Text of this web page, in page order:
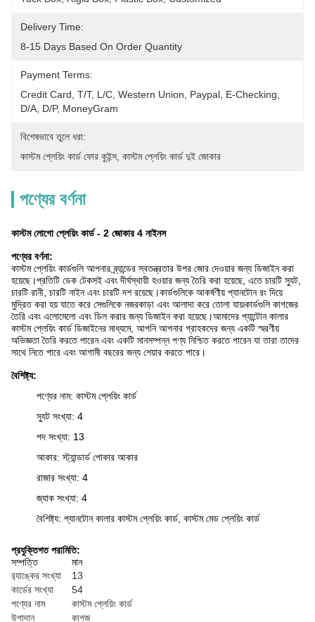
Delivery Time:
8-15 Days Based On Order Quantity
Payment Terms:
Credit Card, T/T, L/C, Western Union, Paypal, E-Checking,
D/A, D/P, MoneyGram
বিশেষভাবে তুলে ধরা:
কাস্টম প্লেয়িং কার্ড ফোর কুইন্স কাস্টম প্লেয়িং কার্ড দুই জোকার
পণ্যের বর্ণনা
কাস্টম লোগো প্লেয়িং কার্ড - 2 জোকার 4 নাইনস
পণ্যের বর্ণনা:
কাস্টম প্লেয়িং কার্ডগুলি আপনার ব্র্যান্ডের স্বতন্ত্রতার উপর জোর দেওয়ার জন্য ডিজাইন করা
হয়েছে।প্রতিটি ডেক টেকসই এবং দীর্ঘস্থায়ী হওয়ার জন্য তৈরি করা হয়েছে, এতে চারটি স্যুট,
চারটি রানী, চারটি নাইন এবং চারটি দশ রয়েছে।কার্ডগুলিকে আকর্ষণীয় প্যানটোন রং দিয়ে
মুদ্রিত করা হয় যাতে করে সেগুলিকে নজরকাড়া এবং আলাদা করে তোলা যায়৷কার্ডগুলি কাগজের
তৈরি এবং এলোমেলো এবং ডিল করার জন্য ডিজাইন করা হয়েছে।আমাদের প্যান্টোন কালার
কাস্টম প্লেয়িং কার্ড ডিজাইনের মাধ্যমে, আপনি আপনার গ্রাহকদের জন্য একটি স্মরণীয়
অভিজ্ঞতা তৈরি করতে পারেন এবং একটি মানসম্পন্ন পণ্য নিশ্চিত করতে পারেন যা তারা তাদের
সাথে নিতে পারে এবং আগামী বছরের জন্য শেয়ার করতে পারে।
বৈশিষ্ট্য:
পণ্যের নাম: কাস্টম প্লেয়িং কার্ড
স্যুট সংখ্যা: 4
পদ সংখ্যা: 13
আকার: স্ট্যান্ডার্ড পোকার আকার
রাজার সংখ্যা: 4
জ্যাক সংখ্যা: 4
বৈশিষ্ট্য: প্যানটোন কালার কাস্টম প্লেয়িং কার্ড, কাস্টম মেড প্লেয়িং কার্ড
প্রযুক্তিগত পরামিতি:
সম্পত্তি
মান
র‌্যাঙ্কের সংখ্যা
13
কার্ডের সংখ্যা
54
পণ্যের নাম
কাস্টম প্লেয়িং কার্ড
উপাদান
কাগজ